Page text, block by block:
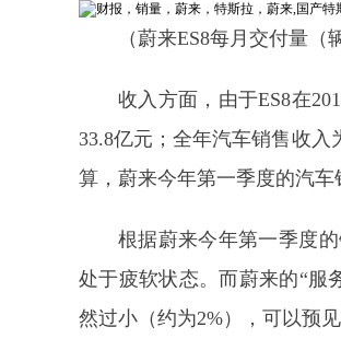
（蔚来ES8每月交付量（
收入方面，由于ES8在
33.8亿元；全年汽车销售收入
算，蔚来今年第一季度的汽车
根据蔚来今年第一季度
处于疲软状态。而蔚来的“服
然过小（约为2%），可以预